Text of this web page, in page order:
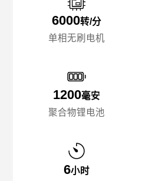
6000转/分
单相无刷电机
1200毫安
聚合物锂电池
6小时